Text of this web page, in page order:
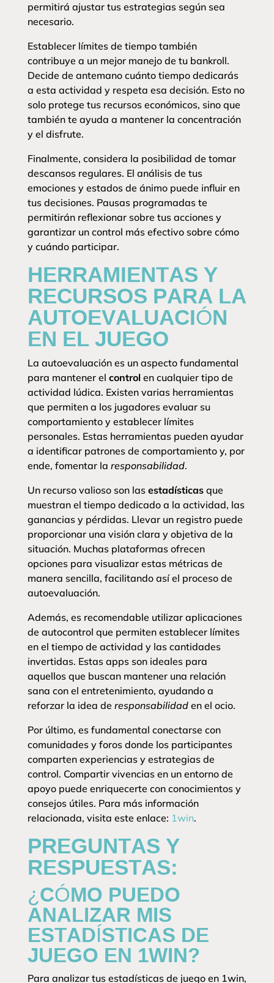
permitirá ajustar tus estrategias según sea
necesario.
Establecer límites de tiempo también
contribuye a un mejor manejo de tu bankroll.
Decide de antemano cuánto tiempo dedicarás
a esta actividad y respeta esa decisión. Esto no
solo protege tus recursos económicos, sino que
también te ayuda a mantener la concentración
y el disfrute.
Finalmente, considera la posibilidad de tomar
descansos regulares. El análisis de tus
emociones y estados de ánimo puede influir en
tus decisiones. Pausas programadas te
permitirán reflexionar sobre tus acciones y
garantizar un control más efectivo sobre cómo
y cuándo participar.
HERRAMIENTAS Y
RECURSOS PARA LA
AUTOEVALUACIÓN
EN EL JUEGO
La autoevaluación es un aspecto fundamental
para mantener el control en cualquier tipo de
actividad lúdica. Existen varias herramientas
que permiten a los jugadores evaluar su
comportamiento y establecer límites
personales. Estas herramientas pueden ayudar
a identificar patrones de comportamiento y, por
ende, fomentar la responsabilidad.
Un recurso valioso son las estadísticasque
muestran el tiempo dedicado a la actividad, las
ganancias y pérdidas. Llevar un registro puede
proporcionar una visión clara y objetiva de la
situación. Muchas plataformas ofrecen
opciones para visualizar estas métricas de
manera sencilla, facilitando así el proceso de
autoevaluación.
Además, es recomendable utilizar aplicaciones
de autocontrol que permiten establecer límites
en el tiempo de actividad y las cantidades
invertidas. Estas apps son ideales para
aquellos que buscan mantener una relación
sana con el entretenimiento, ayudando a
reforzar la idea de responsabilidaden el ocio.
Por último, es fundamental conectarse con
comunidades y foros donde los participantes
comparten experiencias y estrategias de
control. Compartir vivencias en un entorno de
apoyo puede enriquecerte con conocimientos y
consejos útiles. Para más información
relacionada, visita este enlace: 1win.
PREGUNTAS Y
RESPUESTAS:
¿CÓMO PUEDO
ANALIZAR MIS
ESTADÍSTICAS DE
JUEGO EN 1WIN?
Para analizar tus estadísticas de juego en 1win,